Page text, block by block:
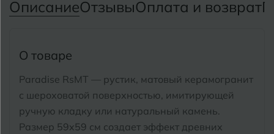
ОписаниеОтзывыОплата и возврат
О товаре
Paradise RsMT — рустик, матовый керамогранит
с шероховатой поверхностью, имитирующей
ручную кладку или натуральный камень.
Размер 59x59 см создает эффект древних
Е
Ижевск
Тольятти
Томск